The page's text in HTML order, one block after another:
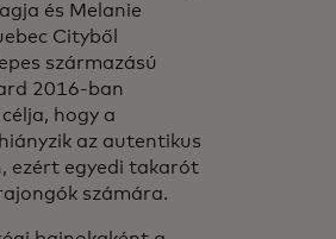
és Melanie
Cityből
származású
2016-ban
hogy a
az autentikus
ezért egyedi takarót
számára.